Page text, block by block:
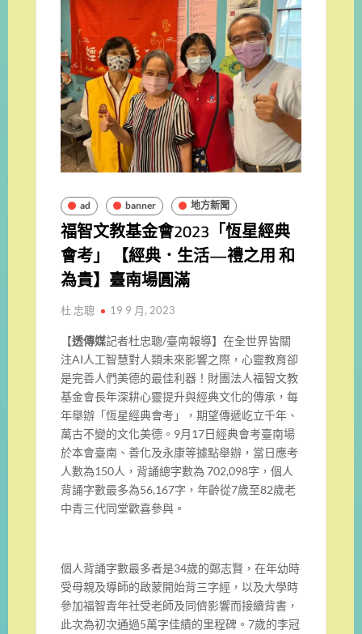
單
ad banner 地方新聞
福智文教基金會2023「恆星經典
會考」 【經典．生活—禮之用 和
為貴】臺南場圓滿
杜 忠聰 19 9 月, 2023
【透傳媒記者杜忠聰/臺南報導】在全世界皆關
注AI人工智慧對人類未來影響之際，心靈教育卻
是完善人們美德的最佳利器！財團法人福智文教
基金會長年深耕心靈提升與經典文化的傳承，每
年舉辦「恆星經典會考」，期望傳遞屹立千年、
萬古不變的文化美德。9月17日經典會考臺南場
於本會臺南、善化及永康等據點舉辦，當日應考
人數為150人，背誦總字數為 702,098字，個人
背誦字數最多為56,167字，年齡從7歲至82歲老
中青三代同堂歡喜參與。
個人背誦字數最多者是34歲的鄭志賢，在年幼時
受母親及導師的啟蒙開始背三字經，以及大學時
參加福智青年社受老師及同儕影響而接續背書，
此次為初次通過5萬字佳績的里程碑。7歲的李冠